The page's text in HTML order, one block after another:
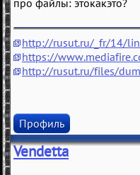
про файлы: этокакэто?
http://rusut.ru/_fr/14/
https://
http://rusut.ru/files/
Профиль
Vendetta